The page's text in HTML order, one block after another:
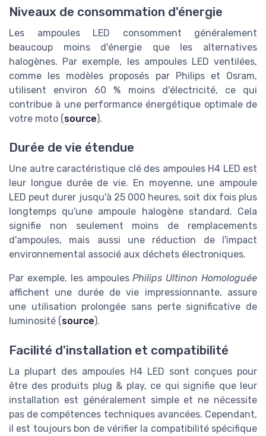
Niveaux de consommation d'énergie
Les ampoules LED consomment généralement
beaucoup moins d'énergie que les alternatives
halogènes. Par exemple, les ampoules LED ventilées,
comme les modèles proposés par Philips et Osram,
utilisent environ 60 % moins d'électricité, ce qui
contribue à une performance énergétique optimale de
votre moto (source).
Durée de vie étendue
Une autre caractéristique clé des ampoules H4 LED est
leur longue durée de vie. En moyenne, une ampoule
LED peut durer jusqu'à 25 000 heures, soit dix fois plus
longtemps qu'une ampoule halogène standard. Cela
signifie non seulement moins de remplacements
d'ampoules, mais aussi une réduction de l'impact
environnemental associé aux déchets électroniques.
Par exemple, les ampoulesPhilips Ultinon Homologuée
affichent une durée de vie impressionnante, assure
une utilisation prolongée sans perte significative de
luminosité (source).
Facilité d'installation et compatibilité
La plupart des ampoules H4 LED sont conçues pour
être des produits plug & play, ce qui signifie que leur
installation est généralement simple et ne nécessite
pas de compétences techniques avancées. Cependant,
il est toujours bon de vérifier la compatibilité spécifique